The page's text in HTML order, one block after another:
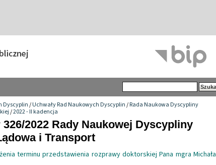
Dyscyplin/Uchwały Rad Naukowych Dyscyplin/Rada Naukowa Dyscypliny
/2022 - II kadencja
326/2022 Rady Naukowej Dyscypliny
i Transport
terminu przedstawienia rozprawy doktorskiej Pana mgra Michała